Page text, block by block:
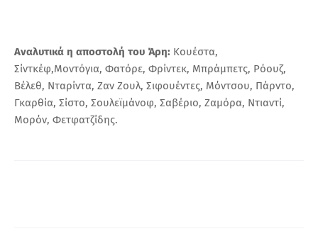
Αναλυτικά η αποστολή του Άρη: Κουέστα,
Σίντκέφ,Μοντόγια, Φατόρε, Φρίντεκ, Μπράμπετς, Ρόουζ,
Βέλεθ, Νταρίντα, Ζαν Ζουλ, Σιφουέντες, Μόντσου, Πάρντο,
Γκαρθία, Σίστο, Σουλεϊμάνοφ, Σαβέριο, Ζαμόρα, Ντιαντί,
Μορόν, Φετφατζίδης.